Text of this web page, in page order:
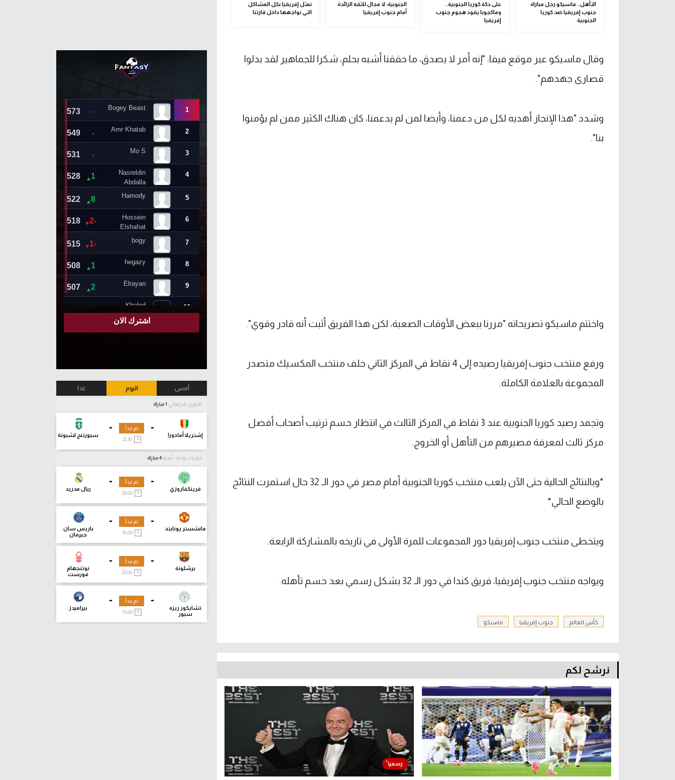
التأهل.. ماسيكو رجل مباراة
جنوب إفريقيا ضد كوريا
الجنوبية
على دكة كوريا الجنوبية..
وماكجوبا يقود هجوم جنوب
إفريقيا
الجنوبية: لا مجال للثقة الزائدة
أمام جنوب إفريقيا
نمثل إفريقيا بكل المشاكل
التي نواجهها داخل قارتنا
وقال ماسيكو عبر موقع فيفا: "إنه أمر لا يصدق، ما حققنا أشبه بحلم، شكرا للجماهير لقد بذلوا
قصارى جهدهم".
وشدد "هذا الإنجاز أهديه لكل من دعمنا، وأيضا لمن لم يدعمنا، كان هناك الكثير ممن لم يؤمنوا
بنا".
واختتم ماسيكو تصريحاته "مررنا ببعض الأوقات الصعبة، لكن هذا الفريق أثبت أنه قادر وقوي".
ورفع منتخب جنوب إفريقيا رصيده إلى 4 نقاط في المركز الثاني خلف منتخب المكسيك متصدر
المجموعة بالعلامة الكاملة.
وتجمد رصيد كوريا الجنوبية عند 3 نقاط في المركز الثالث في انتظار حسم ترتيب أصحاب أفضل
مركز ثالث لمعرفة مصيرهم من التأهل أو الخروج.
*وبالنتائج الحالية حتى الآن يلعب منتخب كوريا الجنوبية أمام مصر في دور الـ 32 حال استمرت النتائج
بالوضع الحالي*
ويتخطى منتخب جنوب إفريقيا دور المجموعات للمرة الأولى في تاريخه بالمشاركة الرابعة.
ويواجه منتخب جنوب إفريقيا، فريق كندا في دور الـ 32 بشكل رسمي بعد حسم تأهله.
كأس العالم جنوب إفريقيا ماسيكو
نرشح لكم
أمس اليوم غدا
الدوري البرتغالي
-
إشتريلا أمادورا
-
سبورتنج لشبونة
لم تبدأ
22:30
مباريات ودية - أندية
-
فرينكفاروزي
-
ريال مدريد
لم تبدأ
20:00
-
مانشستر يونايتد
-
باريس سان
جيرمان
لم تبدأ
18:00
-
برشلونة
-
نوتنجهام
فورست
لم تبدأ
-
تشايكور ريزه
سبور
-
بيراميدز
لم تبدأ
15:00